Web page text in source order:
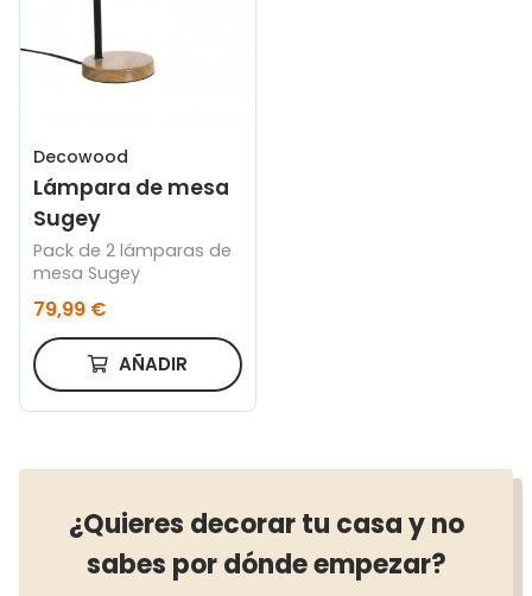
Decowood
Lámpara de mesa
Sugey
Pack de 2 lámparas de
mesa Sugey
79,99 €
AÑADIR
¿Quieres decorar tu casa y no
sabes por dónde empezar?